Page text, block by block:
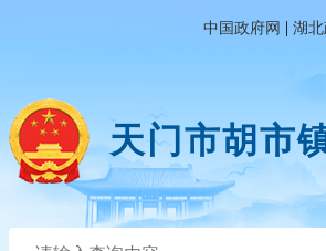
中国政府网 | 湖北
天门市胡市